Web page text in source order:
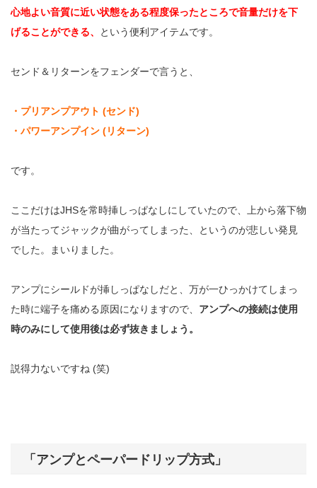
心地よい音質に近い状態をある程度保ったところで音量だけを下
げることができる、
という便利アイテムです。
センド＆リターンをフェンダーで言うと、
・プリアンプアウト (センド)
・パワーアンプイン (リターン)
です。
ここだけはJHSを常時挿しっぱなしにしていたので、上から落下物
が当たってジャックが曲がってしまった、というのが悲しい発見
でした。まいりました。
アンプにシールドが挿しっぱなしだと、万が一ひっかけてしまっ
た時に端子を痛める原因になりますので、 アンプへの接続は使用
時のみにして使用後は必ず抜きましょう。
説得力ないですね (笑)
「アンプとペーパードリップ方式」